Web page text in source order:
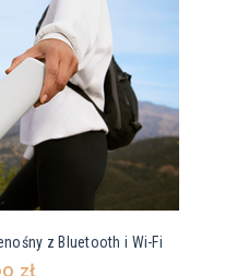
z Bluetooth i Wi-Fi
zł